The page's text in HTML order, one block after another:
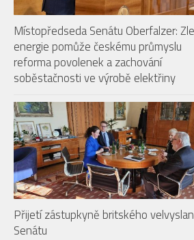
Místopředseda Senátu Oberfalzer:
energie pomůže českému průmyslu
reforma povolenek a zachování
soběstačnosti ve výrobě elektřiny
Přijetí zástupkyně britského
Senátu